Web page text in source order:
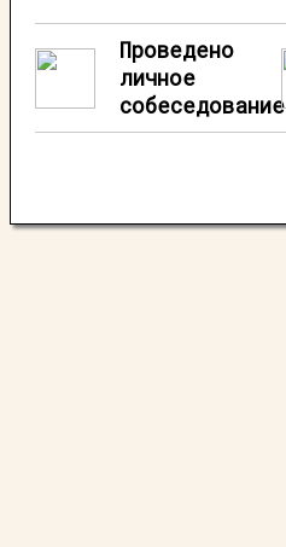
Проведено
личное
собеседование